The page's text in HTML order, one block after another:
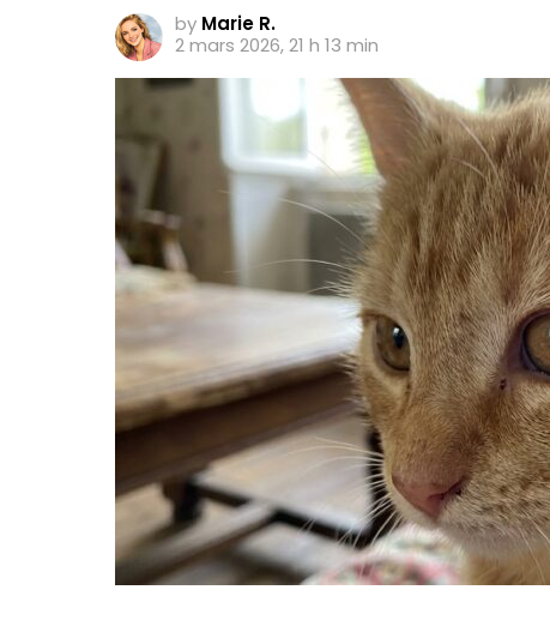
by Marie R.
2 mars 2026, 21 h 13 min